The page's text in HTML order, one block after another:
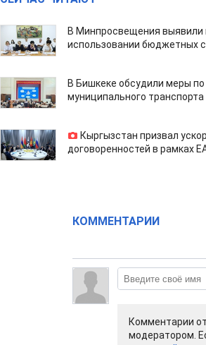
В Минпросвещения выявили
использовании бюджетных
В Бишкеке обсудили меры
муниципального транспорта
Кыргызстан призвал
договоренностей в рамках
КОММЕНТАРИИ
Комментарии
модератором.